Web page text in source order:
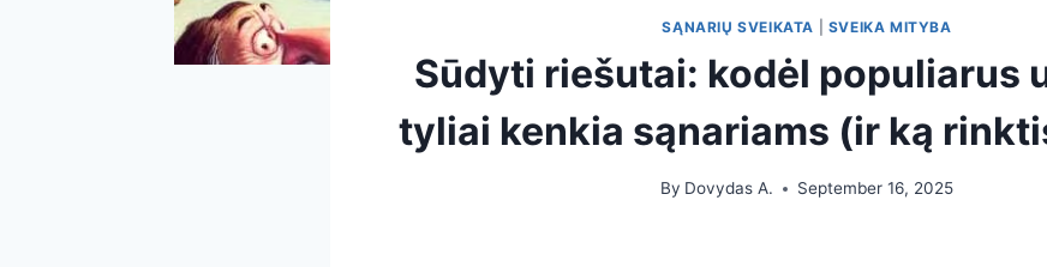
SĄNARIŲ SVEIKATA SVEIKA MITYBA
Sūdyti riešutai: kodėl populiarus
tyliai kenkia sąnariams (ir ką
By Dovydas A. September 16, 2025